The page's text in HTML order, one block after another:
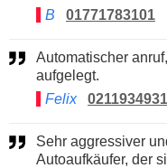
B
01771783101
Automatischer anruf, es wird nach dem annehmen direkt
aufgelegt.
Felix
Sehr aggressiver und unfreundlicher bis beleidigender
Autoaufkäufer, der